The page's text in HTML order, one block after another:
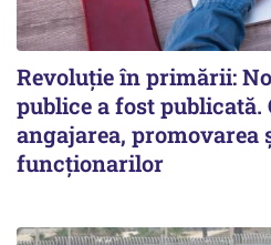
Revoluție în primării:
publice a fost publicată.
angajarea, promovarea
funcționarilor